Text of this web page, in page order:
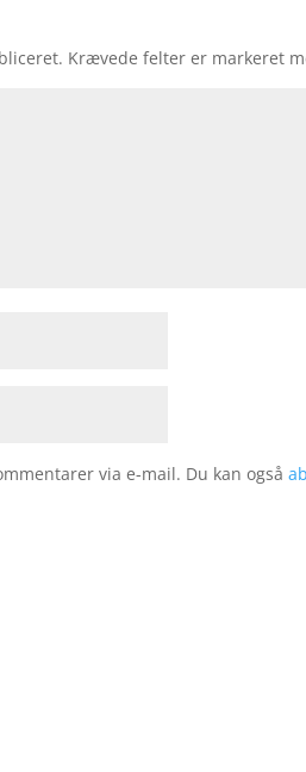
Krævede felter er markeret
via e-mail. Du kan også